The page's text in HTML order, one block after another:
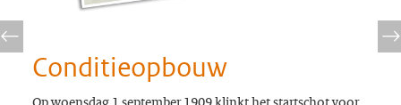
Conditieopbouw